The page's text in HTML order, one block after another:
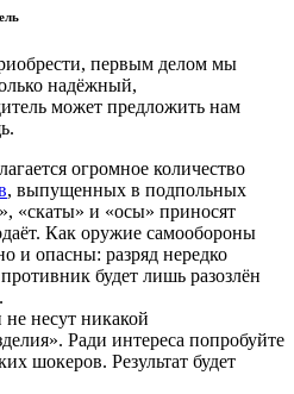
первым делом мы
надёжный,
может предложить нам
огромное количество
, выпущенных в подпольных
«скаты» и «осы» приносят
Как оружие самообороны
и опасны: разряд нередко
будет лишь разозлён
несут никакой
Ради интереса попробуйте
шокеров. Результат будет